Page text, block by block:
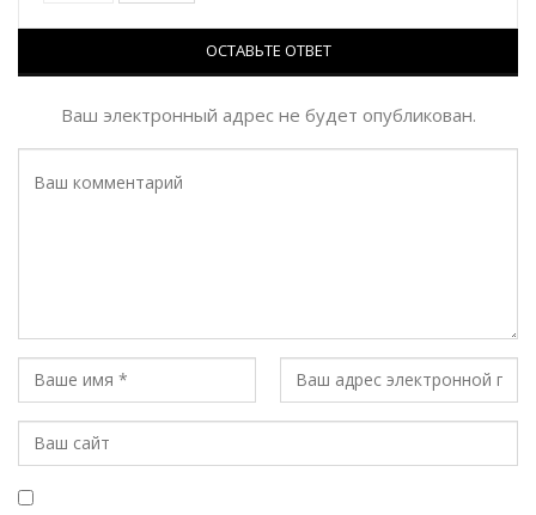
ОСТАВЬТЕ ОТВЕТ
Ваш электронный адрес не будет опубликован.